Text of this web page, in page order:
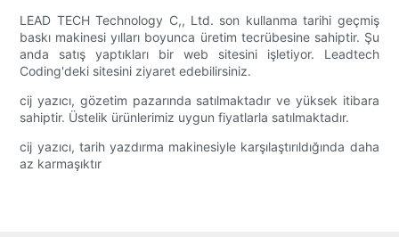
LEAD TECH Technology C,, Ltd. son kullanma tarihi geçmiş
baskı makinesi yılları boyunca üretim tecrübesine sahiptir. Şu
anda satış yaptıkları bir web sitesini işletiyor. Leadtech
Coding'deki sitesini ziyaret edebilirsiniz.
cij yazıcı, gözetim pazarında satılmaktadır ve yüksek itibara
sahiptir. Üstelik ürünlerimiz uygun fiyatlarla satılmaktadır.
cij yazıcı, tarih yazdırma makinesiyle karşılaştırıldığında daha
az karmaşıktır